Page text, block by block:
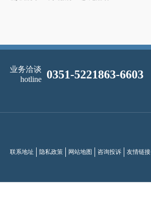
业务洽谈
hotline
0351-5221863-6603
联系地址 隐私政策 网站地图 咨询投诉 友情链接